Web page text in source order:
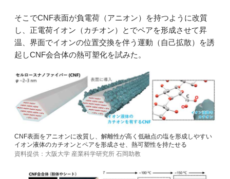
そこでCNF表面が負電荷（アニオン）を持つように改質
し、正電荷イオン（カチオン）とでペアを形成させて昇
温、界面でイオンの位置交換を伴う運動（自己拡散）を誘
起しCNF会合体の熱可塑化を試みた。
CNF表面をアニオンに改質し、解離性が高く低融点の塩を形成しやすい
イオン液体のカチオンとペアを形成させ、熱可塑性を持たせる
資料提供：大阪大学 産業科学研究所 石岡助教